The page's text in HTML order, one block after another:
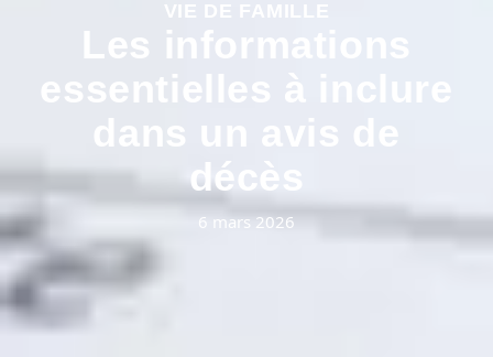
VIE DE FAMILLE
Les informations
essentielles à inclure
dans un avis de
décès
6 mars 2026